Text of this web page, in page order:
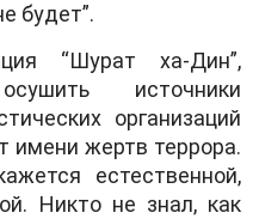
будет”.
“Шурат ха-Дин”,
источники
организаций
имени жертв террора.
естественной,
Никто не знал, как